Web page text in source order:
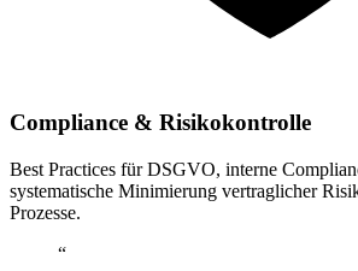
Compliance & Risikokontrolle
Best Practices für DSGVO, interne
systematische Minimierung vertraglicher
Prozesse.
“